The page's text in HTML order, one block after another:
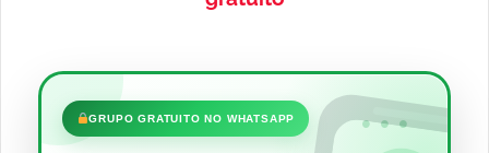
•••
GRUPO GRATUITO NO WHATSAPP